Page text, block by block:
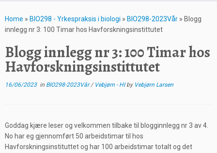
to
content
Home » BIO298 - Yrkespraksis i biologi » BIO298-2023Vår » Blogg
innlegg nr 3: 100 Timar hos Havforskningsinstittutet
Blogg innlegg nr 3: 100 Timar hos
Havforskningsinstittutet
16/06/2023in BIO298-2023Vår/ Vebjørn - HIby Vebjørn Larsen
Goddag kjære leser og velkommen tilbake til blogginnlegg nr 3 av 4.
No har eg gjennomført 50 arbeidstimar til hos
Havforskningsinstituttet og har 100 arbeidstimar totalt og det